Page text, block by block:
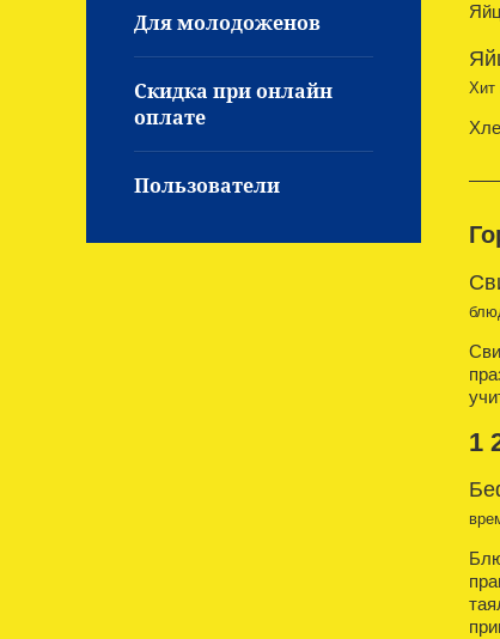
Для молодоженов
Скидка при онлайн
оплате
Пользователи
Хит
1